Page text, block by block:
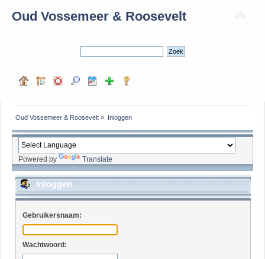
Oud Vossemeer & Roosevelt
Oud Vossemeer & Roosevelt » Inloggen
Powered by Translate
Inloggen
Gebruikersnaam:
Wachtwoord: